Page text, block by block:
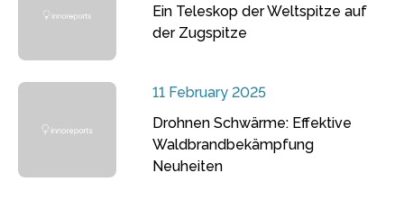
Ein Teleskop der Weltspitze auf
der Zugspitze
11 February 2025
Drohnen Schwärme: Effektive
Waldbrandbekämpfung
Neuheiten